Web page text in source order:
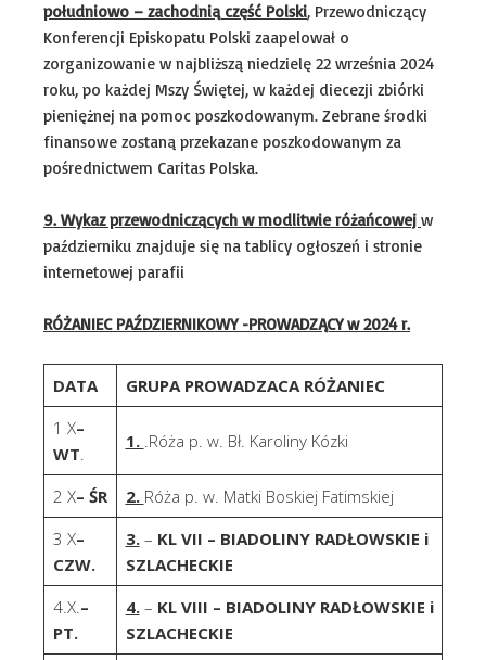
południowo – zachodnią część Polski, Przewodniczący
Konferencji Episkopatu Polski zaapelował o
zorganizowanie w najbliższą niedzielę 22 września 2024
roku, po każdej Mszy Świętej, w każdej diecezji zbiórki
pieniężnej na pomoc poszkodowanym. Zebrane środki
finansowe zostaną przekazane poszkodowanym za
pośrednictwem Caritas Polska.
9. Wykaz przewodniczących w modlitwie różańcowej w
październiku znajduje się na tablicy ogłoszeń i stronie
internetowej parafii
RÓŻANIEC PAŹDZIERNIKOWY -PROWADZĄCYw 2024 r.
DATA
GRUPA PROWADZACA RÓŻANIEC
1 X–
WT.
1. .Róża p. w. Bł. Karoliny Kózki
2 X– ŚR 2. Róża p. w. Matki Boskiej Fatimskiej
3 X–
CZW.
3.– KL VII – BIADOLINY RADŁOWSKIE i
SZLACHECKIE
4.X.–
PT.
4.– KL VIII – BIADOLINY RADŁOWSKIE i
SZLACHECKIE